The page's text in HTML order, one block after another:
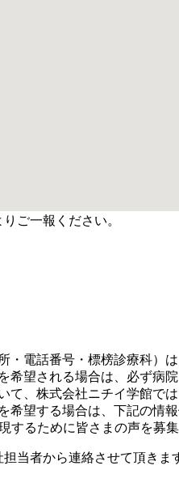
ご一報ください。
・電話番号・標榜診療科）
希望される場合は、必ず病
て、株式会社ニチイ学館で
希望する場合は、下記の情
するために皆さまの声を募
当者から連絡させて頂きま